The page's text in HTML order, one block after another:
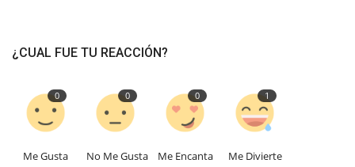
¿CUAL FUE TU REACCIÓN?
0
Me Gusta
0
No Me Gusta
0
Me Encanta
1
Me Divierte